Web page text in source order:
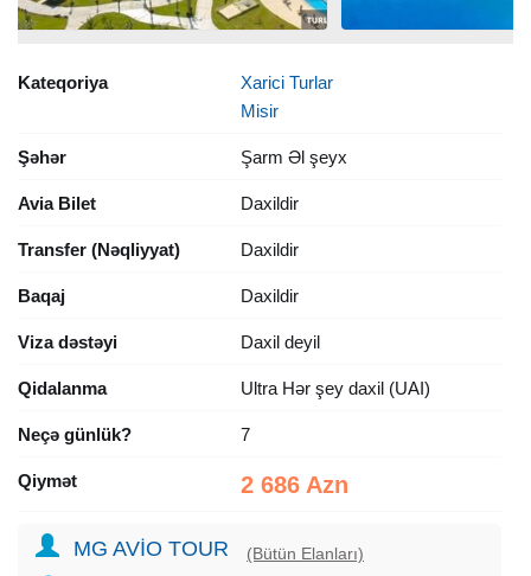
Kateqoriya
Xarici Turlar
Misir
Şəhər Şarm Əl şeyx
Avia Bilet Daxildir
Transfer (Nəqliyyat) Daxildir
Baqaj Daxildir
Viza dəstəyi Daxil deyil
Qidalanma Ultra Hər şey daxil (UAI)
Neçə günlük? 7
Qiymət 2 686 Azn
MG AVİO TOUR (Bütün Elanları)